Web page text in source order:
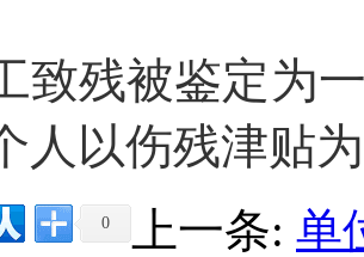
致残被鉴定为
人以伤残津贴
0 上一条: 单